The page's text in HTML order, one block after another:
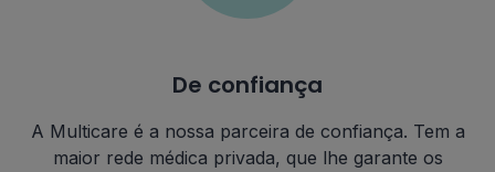
De confiança
A Multicare é a nossa parceira de confiança. Tem a
maior rede médica privada, que lhe garante os